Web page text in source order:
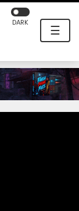
☰
DARK